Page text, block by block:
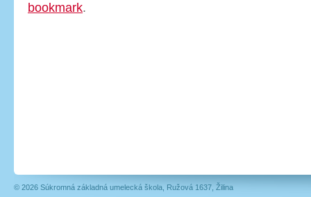
bookmark.
© 2026 Súkromná základná umelecká škola, Ružová 1637, Žilina